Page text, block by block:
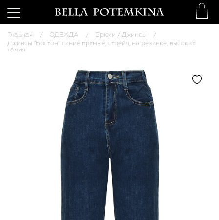
Главная ОДЕЖДА
Брюки / Джинсы
Джинсы "Бостон" синие прямые, стрейч, на резинке, высокая
талия